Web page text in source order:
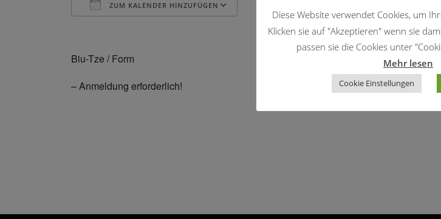
ZUM KALENDER HINZUFÜGEN
Google Kalender
Biu-Tze / Form
– Anmeldung erforderlich!
Diese Website verwendet Cookies, um
Klicken sie auf "Akzeptieren" wenn sie
passen sie die Cookies unter
Mehr lesen
Cookie Einstellungen